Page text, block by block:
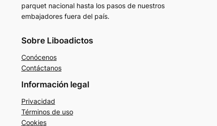
parquet nacional hasta los pasos de nuestros
embajadores fuera del país.
Sobre Liboadictos
Conócenos
Contáctanos
Información legal
Privacidad
Términos de uso
Cookies